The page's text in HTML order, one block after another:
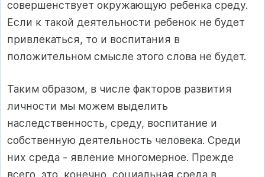
совершенствует окружающую ребенка среду.
Если к такой деятельности ребенок не будет
привлекаться, то и воспитания в
положительном смысле этого слова не будет.
Таким образом, в числе факторов развития
личности мы можем выделить
наследственность, среду, воспитание и
собственную деятельность человека. Среди
них среда - явление многомерное. Прежде
всего, это, конечно, социальная среда в